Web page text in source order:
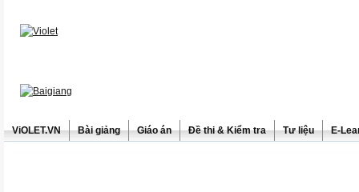
ViOLET.VN Bài giảng Giáo án Đề thi & Kiểm tra Tư liệu E-